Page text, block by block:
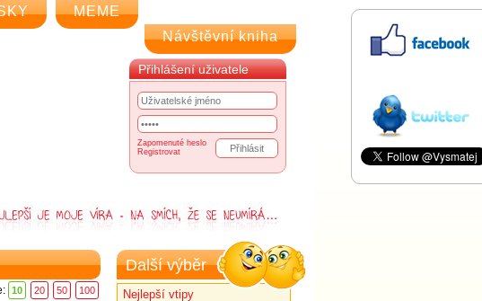
MEME
Návštěvní kniha
Přihlášení uživatele
Zapomenuté heslo
Registrovat
10 20 50 100
Další výběr
Nejlepší vtipy